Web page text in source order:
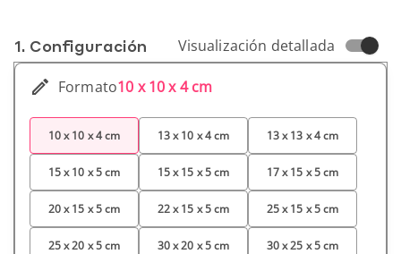
1. Conf­iguración Visualización detallada
Formato10 x 10 x 4 cm
10 x 10 x 4 cm 13 x 10 x 4 cm 13 x 13 x 4 cm
15 x 10 x 5 cm 15 x 15 x 5 cm 17 x 15 x 5 cm
20 x 15 x 5 cm 22 x 15 x 5 cm 25 x 15 x 5 cm
25 x 20 x 5 cm 30 x 20 x 5 cm 30 x 25 x 5 cm